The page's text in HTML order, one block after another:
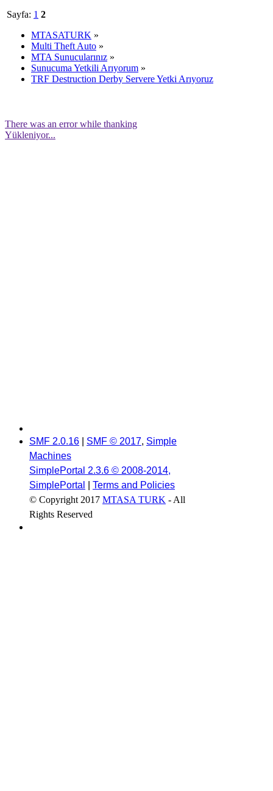
Sayfa: 1 2
MTASATURK »
Multi Theft Auto »
MTA Sunucularınız »
Sunucuma Yetkili Arıyorum »
TRF Destruction Derby Servere Yetki Arıyoruz
There was an error while thanking
Yükleniyor...
SMF 2.0.16 SMF © 2017, Simple
Machines
SimplePortal 2.3.6 © 2008-2014,
SimplePortal
Terms and Policies
© Copyright 2017 MTASA TURK - All
Rights Reserved